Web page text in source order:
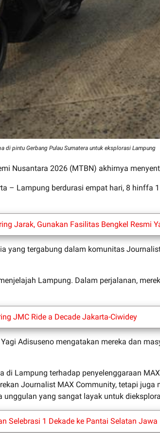
di pintu Gerbang Pulau Sumatera untuk eksplorasi Lampung
Nusantara 2026 (MTBN) akhirnya
– Lampung berdurasi empat hari, 8
Jarak, Gunakan Fasilitas Bengkel Resmi
yang tergabung dalam komunitas
Lampung. Dalam perjalanan,
JMC Ride a Decade Jakarta-Ciwidey
Adisuseno mengatakan mereka dan
di Lampung terhadap penyelenggaraan
Journalist MAX Community, tetapi
yang sangat layak untuk
Selebrasi 1 Dekade ke Pantai Selatan Jawa